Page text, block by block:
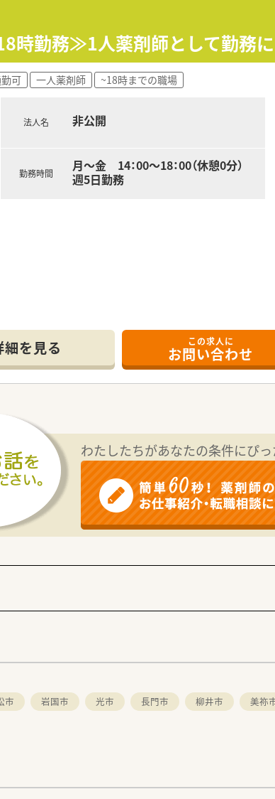
を展開する、地域におけるリーディングカンパニー
患者様はもちろんのこと、従業員の満足度も追求し
設備投資を惜しまず、働きやすい環境を整備してい
年収480万円から600万円の好条件をご提示します
など、生活を支える福利厚生が充実しています。
時勤務≫1人薬剤師として勤務に
可 一人薬剤師 ~18時までの職場
法人名 非公開
勤務時間
月～金 14：00～18：00（休憩0分）
週5日勤務
込みの方を含む）
ます。
おります。
ります。
大腸など）の病気を専門とする病院です。
病気に対して、内科的な治療から外科手術まで
。
細を見る この求人に
お問い合わせ
わたしたちがあなたの条件にぴ
市 岩国市 光市 長門市 柳井市
美祢